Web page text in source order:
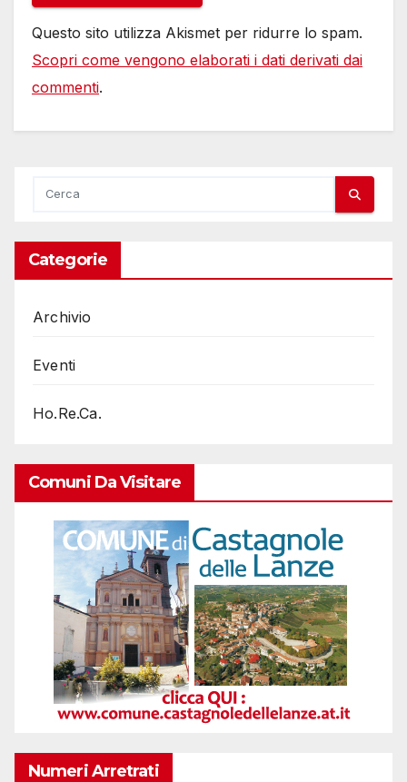
Questo sito utilizza Akismet per ridurre lo spam.
Scopri come vengono elaborati i dati derivati dai
commenti.
Categorie
Archivio
Eventi
Ho.Re.Ca.
Comuni Da Visitare
Numeri Arretrati